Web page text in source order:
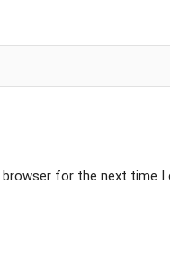
for the next time I